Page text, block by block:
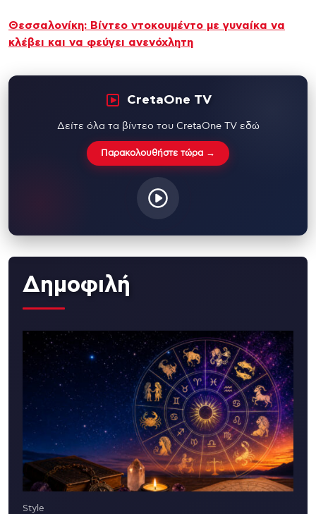
Θεσσαλονίκη: Βίντεο ντοκουμέντο με γυναίκα να
κλέβει και να φεύγει ανενόχλητη
CretaOne TV
Δείτε όλα τα βίντεο του CretaOne TV εδώ
Παρακολουθήστε τώρα →
Δημοφιλή
Style